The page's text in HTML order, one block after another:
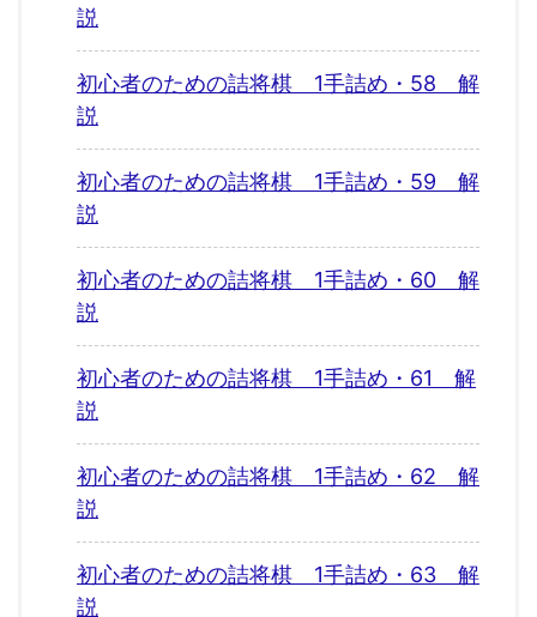
説
初心者のための詰将棋 1手詰め・58 解
説
初心者のための詰将棋 1手詰め・59 解
説
初心者のための詰将棋 1手詰め・60 解
説
初心者のための詰将棋 1手詰め・61 解
説
初心者のための詰将棋 1手詰め・62 解
説
初心者のための詰将棋 1手詰め・63 解
説